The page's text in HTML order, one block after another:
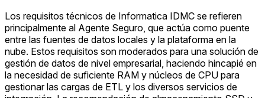
Los requisitos técnicos de Informatica IDMC se refieren
principalmente al Agente Seguro, que actúa como puente
entre las fuentes de datos locales y la plataforma en la
nube. Estos requisitos son moderados para una solución de
gestión de datos de nivel empresarial, haciendo hincapié en
la necesidad de suficiente RAM y núcleos de CPU para
gestionar las cargas de ETL y los diversos servicios de